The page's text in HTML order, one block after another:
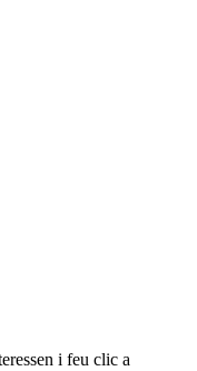
i feu clic a